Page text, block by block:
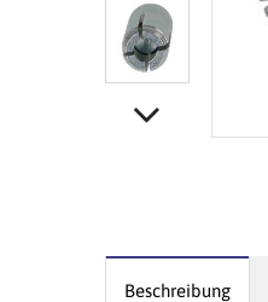
Beschreibung